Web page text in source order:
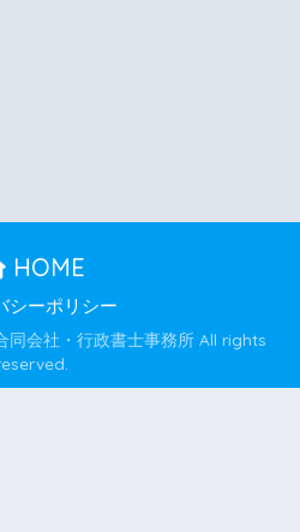
HOME
シーポリシー
同会社・行政書士事務所 All rights